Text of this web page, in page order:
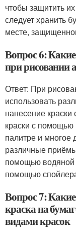
чтобы защитить
следует хранить
месте,
Вопрос 6:
при рисовании
Ответ: При
использовать
нанесение
краски с
палитре и многое
различные
помощью водяной
помощью
Вопрос 7:
краска на
видами красок